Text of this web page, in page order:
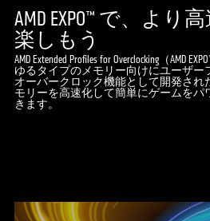
AMD EXPO™ で、より
楽しもう
AMD Extended Profiles for Overclocking（AMD
ゆるタイプのメモリー向けにユーザー
オーバークロック機能として開発され
モリーを高速化して簡単にゲームをパ
きます。